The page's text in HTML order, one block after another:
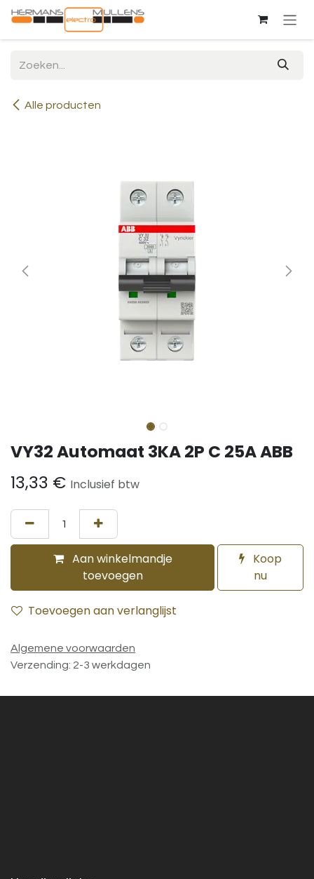
Overslaan naar inhoud
Alle producten
VY32 Automaat 3KA 2P C 25A ABB
13,33 € Inclusief btw
Aan winkelmandje
toevoegen
Koop
nu
Toevoegen aan verlanglijst
Algemene voorwaarden
Verzending: 2-3 werkdagen